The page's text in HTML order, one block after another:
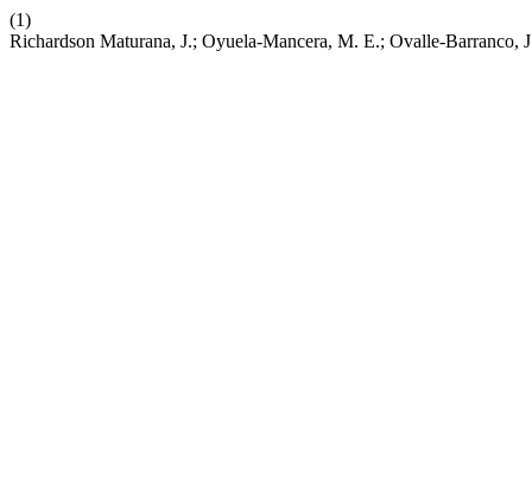
(1)
Richardson Maturana, J.; Oyuela-Mancera, M. E.; Ovalle-